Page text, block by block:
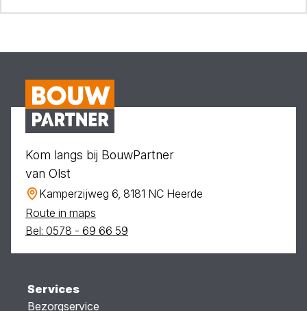
Kom langs bij BouwPartner
van Olst
Kamperzijweg 6, 8181 NC Heerde
Route in maps
Bel: 0578 - 69 66 59
Services
Bezorgservice